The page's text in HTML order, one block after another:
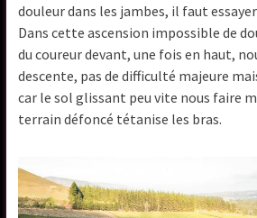
douleur dans les jambes, il faut
Dans cette ascension impossible de
du coureur devant, une fois en haut,
descente, pas de difficulté majeure
car le sol glissant peu vite nous faire
terrain défoncé tétanise les bras.